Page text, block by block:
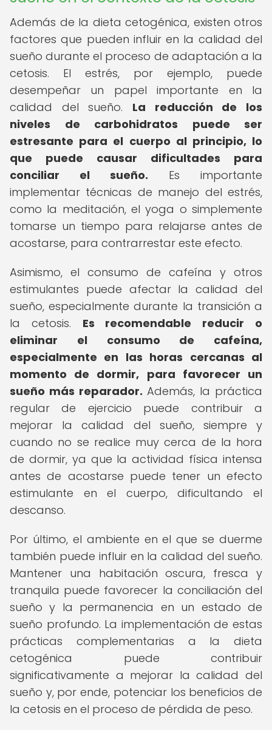
Además de la dieta cetogénica, existen otros
factores que pueden influir en la calidad del
sueño durante el proceso de adaptación a la
cetosis. El estrés, por ejemplo, puede
desempeñar un papel importante en la
calidad del sueño. La reducción de los
niveles de carbohidratos puede ser
estresante para el cuerpo al principio, lo
que puede causar dificultades para
conciliar el sueño. Es importante
implementar técnicas de manejo del estrés,
como la meditación, el yoga o simplemente
tomarse un tiempo para relajarse antes de
acostarse, para contrarrestar este efecto.
Asimismo, el consumo de cafeína y otros
estimulantes puede afectar la calidad del
sueño, especialmente durante la transición a
la cetosis. Es recomendable reducir o
eliminar el consumo de cafeína,
especialmente en las horas cercanas al
momento de dormir, para favorecer un
sueño más reparador. Además, la práctica
regular de ejercicio puede contribuir a
mejorar la calidad del sueño, siempre y
cuando no se realice muy cerca de la hora
de dormir, ya que la actividad física intensa
antes de acostarse puede tener un efecto
estimulante en el cuerpo, dificultando el
descanso.
Por último, el ambiente en el que se duerme
también puede influir en la calidad del sueño.
Mantener una habitación oscura, fresca y
tranquila puede favorecer la conciliación del
sueño y la permanencia en un estado de
sueño profundo. La implementación de estas
prácticas complementarias a la dieta
cetogénica puede contribuir
significativamente a mejorar la calidad del
sueño y, por ende, potenciar los beneficios de
la cetosis en el proceso de pérdida de peso.